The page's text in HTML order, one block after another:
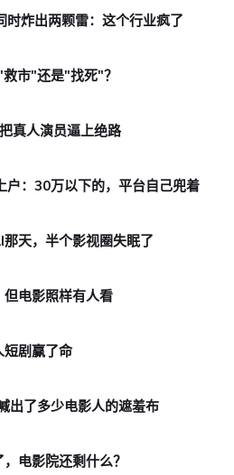
时炸出两颗雷：这个行业疯了
市"还是"找死"？
真人演员逼上绝路
户：30万以下的，平台自己兜着
天，半个影视圈失眠了
电影照样有人看
剧赢了命
出了多少电影人的遮羞布
电影院还剩什么？